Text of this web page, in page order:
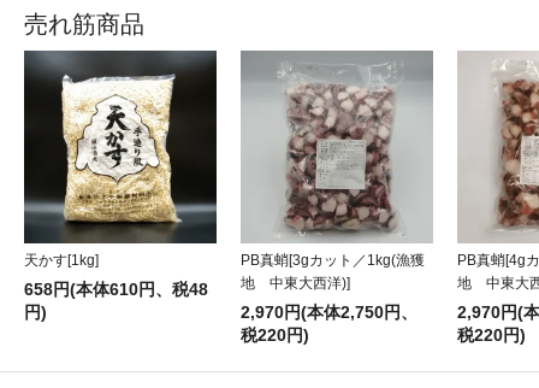
売れ筋商品
天かす[1kg]
658円(本体610円、税48
円)
PB真蛸[3gカット／1kg(漁獲
地 中東大西洋)]
2,970円(本体2,750円、
税220円)
PB真蛸[4g
地 中東大
2,970円(
税220円)